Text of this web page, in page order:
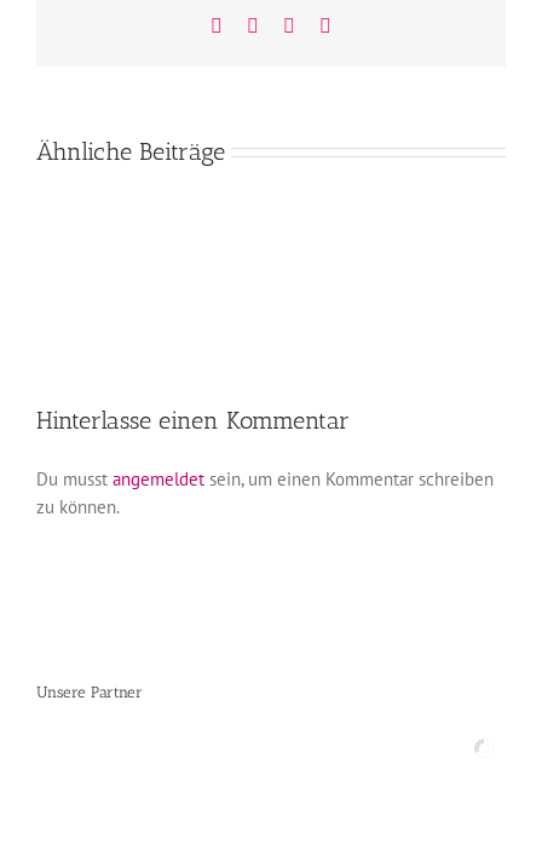
Facebook
TwitterWhatsApp
Ähnliche Beiträge
Hinterlasse einen Kommentar
Du musst angemeldet sein, um einen Kommentar schreiben
zu können.
Unsere Partner